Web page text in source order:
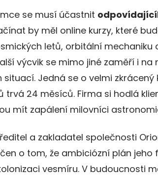
se musí účastnit
by měl online kurzy, které
letů, orbitální
výcvik se mimo jiné zaměří i na
situací. Jedná se o velmi zkrácený
trvá 24 měsíců. Firma si hodlá
mít zapálení milovníci
a zakladatel společnosti
o tom, že ambiciózní plán jeho
vesmíru. V budoucnosti